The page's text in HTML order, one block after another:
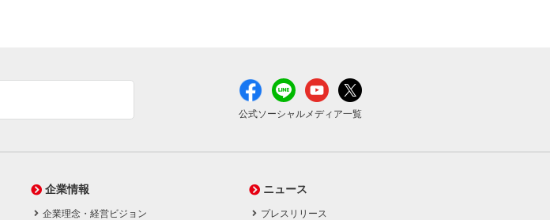
公式ソーシャルメディア一覧
企業情報
企業理念・経営ビジョン
ニュース
プレスリリース